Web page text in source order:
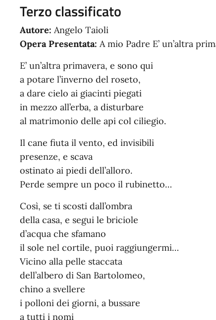
Terzo classificato
Autore: Angelo Taioli
Opera Presentata: A mio Padre E’ un’altra
E’ un’altra primavera, e sono qui
a potare l’inverno del roseto,
a dare cielo ai giacinti piegati
in mezzo all’erba, a disturbare
al matrimonio delle api col ciliegio.
Il cane fiuta il vento, ed invisibili
presenze, e scava
ostinato ai piedi dell’alloro.
Perde sempre un poco il rubinetto…
Così, se ti scosti dall’ombra
della casa, e segui le briciole
d’acqua che sfamano
il sole nel cortile, puoi raggiungermi…
Vicino alla pelle staccata
dell’albero di San Bartolomeo,
chino a svellere
i polloni dei giorni, a bussare
a tutti i nomi